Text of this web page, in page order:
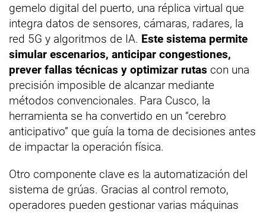
gemelo digital del puerto, una réplica virtual que
integra datos de sensores, cámaras, radares, la
red 5G y algoritmos de IA. Este sistema permite
simular escenarios, anticipar congestiones,
prever fallas técnicas y optimizar rutas con una
precisión imposible de alcanzar mediante
métodos convencionales. Para Cusco, la
herramienta se ha convertido en un “cerebro
anticipativo” que guía la toma de decisiones antes
de impactar la operación física.
Otro componente clave es la automatización del
sistema de grúas. Gracias al control remoto,
operadores pueden gestionar varias máquinas